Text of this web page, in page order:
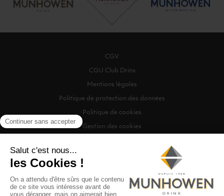
CGV
CGU Club Drinx
Mentions légales
Politique de protection des données
Politique de cookies
Gestion des cookies
©2026 Munhowen Drinx / Tous droits réservés
Digitalised by